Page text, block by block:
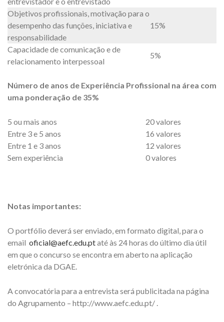
Objetivos profissionais, motivação para o
desempenho das funções, iniciativa e
responsabilidade
15%
Capacidade de comunicação e de
relacionamento interpessoal
5%
Número de anos de Experiência Profissional na área com
uma ponderação de 35%
5 ou mais anos
20 valores
Entre 3 e 5 anos
16 valores
Entre 1 e 3 anos
12 valores
Sem experiência
0 valores
Notas importantes:
O portfólio deverá ser enviado, em formato digital, para o
email oficial@aefc.edu.ptaté às 24 horas do último dia útil
em que o concurso se encontra em aberto na aplicação
eletrónica da DGAE.
A convocatória para a entrevista será publicitada na página
do Agrupamento – http://www.aefc.edu.pt/ .